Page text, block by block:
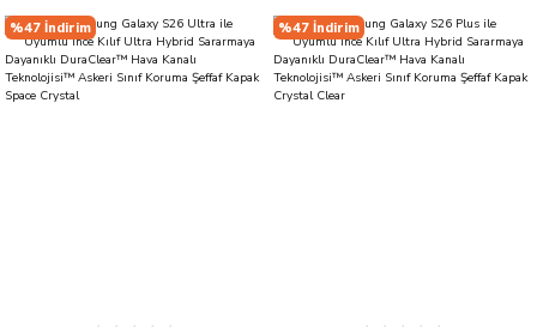
%47 İndirim %47 İndirim